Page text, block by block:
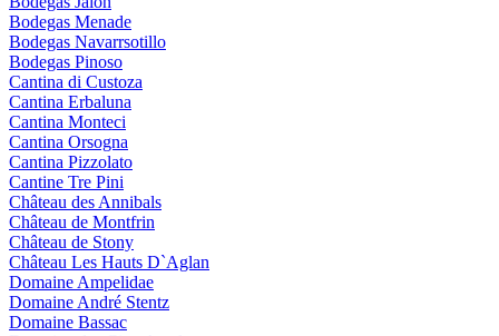
Bodegas Menade
Bodegas Navarrsotillo
Bodegas Pinoso
Cantina di Custoza
Cantina Erbaluna
Cantina Monteci
Cantina Orsogna
Cantina Pizzolato
Cantine Tre Pini
Château des Annibals
Château de Montfrin
Château de Stony
Château Les Hauts D`Aglan
Domaine Ampelidae
Domaine André Stentz
Domaine Bassac